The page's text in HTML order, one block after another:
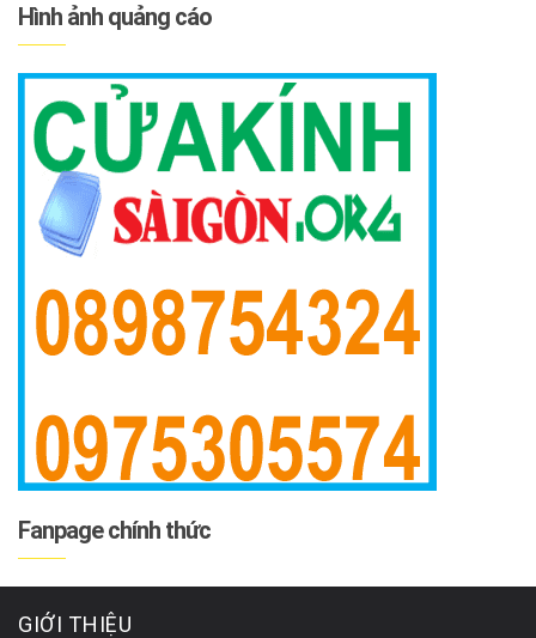
Hình ảnh quảng cáo
Fanpage chính thức
GIỚI THIỆU